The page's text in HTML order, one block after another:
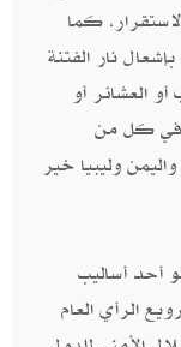
كما
نار الفتنة
العشائر أو
في كل من
وليبيا خير
أساليب
الرأي العام